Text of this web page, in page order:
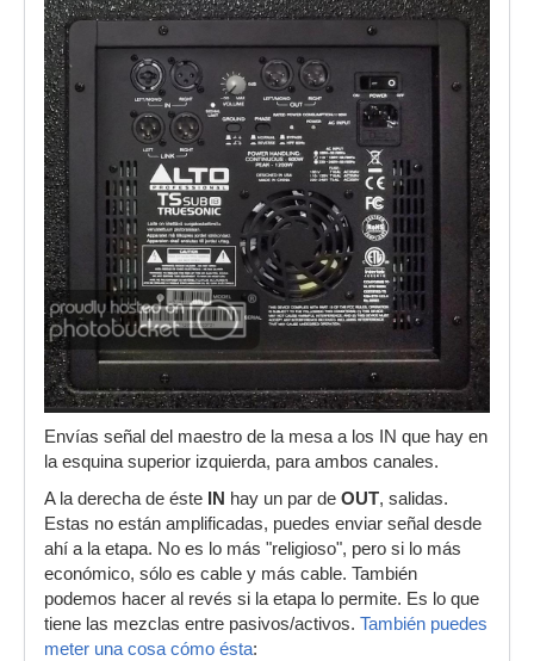
Envías señal del maestro de la mesa a los IN que hay en
la esquina superior izquierda, para ambos canales.
A la derecha de éste
IN hay un par de OUT, salidas.
Estas no están amplificadas, puedes enviar señal desde
ahí a la etapa. No es lo más "religioso", pero si lo más
económico, sólo es cable y más cable. También
podemos hacer al revés si la etapa lo permite. Es lo que
tiene las mezclas entre pasivos/activos. También puedes
meter una cosa cómo ésta: